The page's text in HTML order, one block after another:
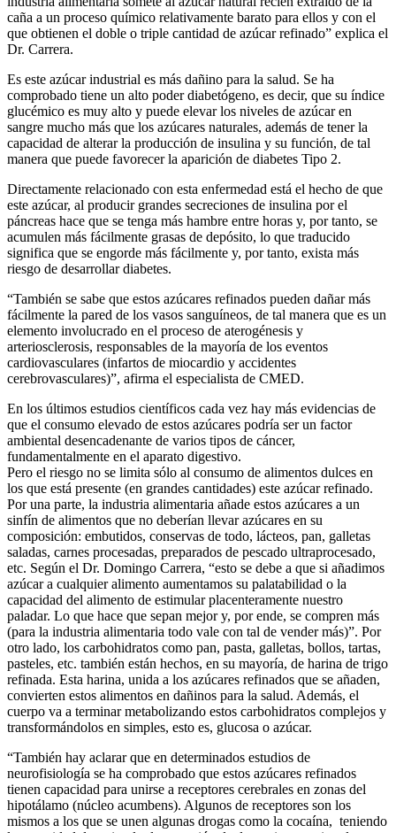
caña a un proceso químico relativamente barato para ellos y con el
que obtienen el doble o triple cantidad de azúcar refinado” explica el
Dr. Carrera.
Es este azúcar industrial es más dañino para la salud. Se ha
comprobado tiene un alto poder diabetógeno, es decir, que su índice
glucémico es muy alto y puede elevar los niveles de azúcar en
sangre mucho más que los azúcares naturales, además de tener la
capacidad de alterar la producción de insulina y su función, de tal
manera que puede favorecer la aparición de diabetes Tipo 2.
Directamente relacionado con esta enfermedad está el hecho de que
este azúcar, al producir grandes secreciones de insulina por el
páncreas hace que se tenga más hambre entre horas y, por tanto, se
acumulen más fácilmente grasas de depósito, lo que traducido
significa que se engorde más fácilmente y, por tanto, exista más
riesgo de desarrollar diabetes.
“También se sabe que estos azúcares refinados pueden dañar más
fácilmente la pared de los vasos sanguíneos, de tal manera que es un
elemento involucrado en el proceso de aterogénesis y
arteriosclerosis, responsables de la mayoría de los eventos
cardiovasculares (infartos de miocardio y accidentes
cerebrovasculares)”, afirma el especialista de CMED.
En los últimos estudios científicos cada vez hay más evidencias de
que el consumo elevado de estos azúcares podría ser un factor
ambiental desencadenante de varios tipos de cáncer,
fundamentalmente en el aparato digestivo.
Pero el riesgo no se limita sólo al consumo de alimentos dulces en
los que está presente (en grandes cantidades) este azúcar refinado.
Por una parte, la industria alimentaria añade estos azúcares a un
sinfín de alimentos que no deberían llevar azúcares en su
composición: embutidos, conservas de todo, lácteos, pan, galletas
saladas, carnes procesadas, preparados de pescado ultraprocesado,
etc. Según el Dr. Domingo Carrera, “esto se debe a que si añadimos
azúcar a cualquier alimento aumentamos su palatabilidad o la
capacidad del alimento de estimular placenteramente nuestro
paladar. Lo que hace que sepan mejor y, por ende, se compren más
(para la industria alimentaria todo vale con tal de vender más)”. Por
otro lado, los carbohidratos como pan, pasta, galletas, bollos, tartas,
pasteles, etc. también están hechos, en su mayoría, de harina de trigo
refinada. Esta harina, unida a los azúcares refinados que se añaden,
convierten estos alimentos en dañinos para la salud. Además, el
cuerpo va a terminar metabolizando estos carbohidratos complejos y
transformándolos en simples, esto es, glucosa o azúcar.
“También hay aclarar que en determinados estudios de
neurofisiología se ha comprobado que estos azúcares refinados
tienen capacidad para unirse a receptores cerebrales en zonas del
hipotálamo (núcleo acumbens). Algunos de receptores son los
mismos a los que se unen algunas drogas como la cocaína, teniendo